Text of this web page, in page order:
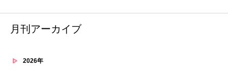
月刊アーカイブ
2026年